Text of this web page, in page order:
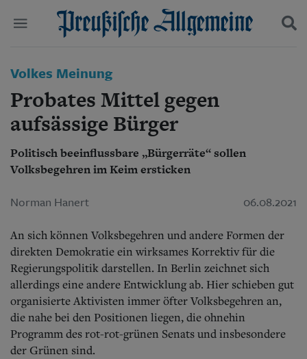
Start
Wer wir sind
Aktuelle Ausgabe
Abonnenten-Login
Abonnent werden
Wirtschaft
Panorama
Gesellschaft
Leben
Geschichte
Ostpreußen
Danzig und Westpreußen
Bücher
Suchen und finden
Volkes Meinung
Probates Mittel gegen
aufsässige Bürger
Politisch beeinflussbare „Bürgerräte“ sollen
Volksbegehren im Keim ersticken
Norman Hanert 06.08.2021
An sich können Volksbegehren und andere Formen der
direkten Demokratie ein wirksames Korrektiv für die
Regierungspolitik darstellen. In Berlin zeichnet sich
allerdings eine andere Entwicklung ab. Hier schieben gut
organisierte Aktivisten immer öfter Volksbegehren an,
die nahe bei den Positionen liegen, die ohnehin
Programm des rot-rot-grünen Senats und insbesondere
der Grünen sind.